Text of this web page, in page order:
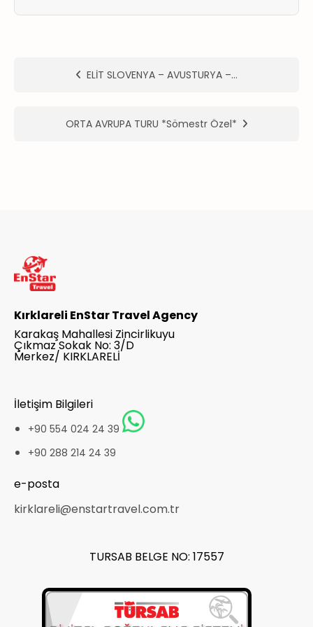
ELİT SLOVENYA – AVUSTURYA –…
ORTA AVRUPA TURU *Sömestr Özel*
Kırklareli EnStar Travel Agency
Karakaş Mahallesi Zincirlikuyu
Çıkmaz Sokak No: 3/D
Merkez/ KIRKLARELİ
İletişim Bilgileri
+90 554 024 24 39
+90 288 214 24 39
e-posta
kirklareli@enstartravel.com.tr
TURSAB BELGE NO: 17557